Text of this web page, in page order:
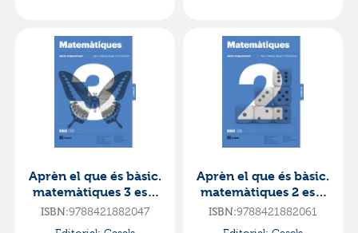
Aprèn el que és bàsic.
matemàtiques 3 eso.
lomloe·e.s.o..3er
ISBN:9788421882047
Aprèn el que és bàsic.
matemàtiques 2 eso.
lomloe·e.s.o..2ºcurso·
ISBN:9788421882061